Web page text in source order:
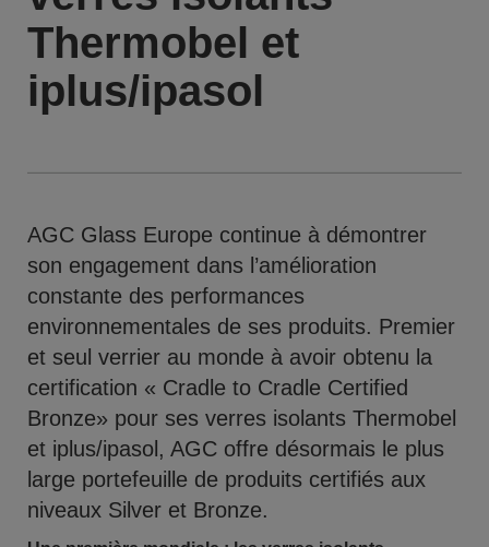
Thermobel et
iplus/ipasol
AGC Glass Europe continue à démontrer
son engagement dans l’amélioration
constante des performances
environnementales de ses produits. Premier
et seul verrier au monde à avoir obtenu la
certification « Cradle to Cradle Certified
Bronze» pour ses verres isolants Thermobel
et iplus/ipasol, AGC offre désormais le plus
large portefeuille de produits certifiés aux
niveaux Silver et Bronze.